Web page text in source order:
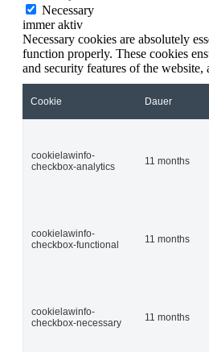
Necessary
immer aktiv
Necessary cookies are absolutely
function properly. These cookies
and security features of the website,
Cookie Dauer
cookielawinfo-
checkbox-analytics
11 months
cookielawinfo-
checkbox-functional
11 months
cookielawinfo-
checkbox-necessary
11 months